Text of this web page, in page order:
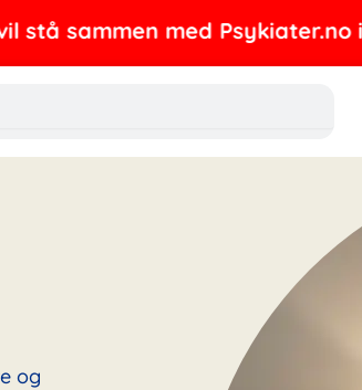
med Psykiater.no i
og